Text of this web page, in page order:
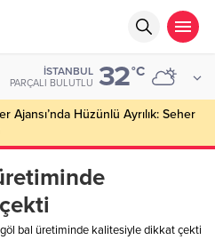
İSTANBUL
PARÇALI BULUTLU 32°C
Ajansı’nda Hüzünlü Ayrılık: Seher
bal üretiminde kalitesiyle dikkat çekti